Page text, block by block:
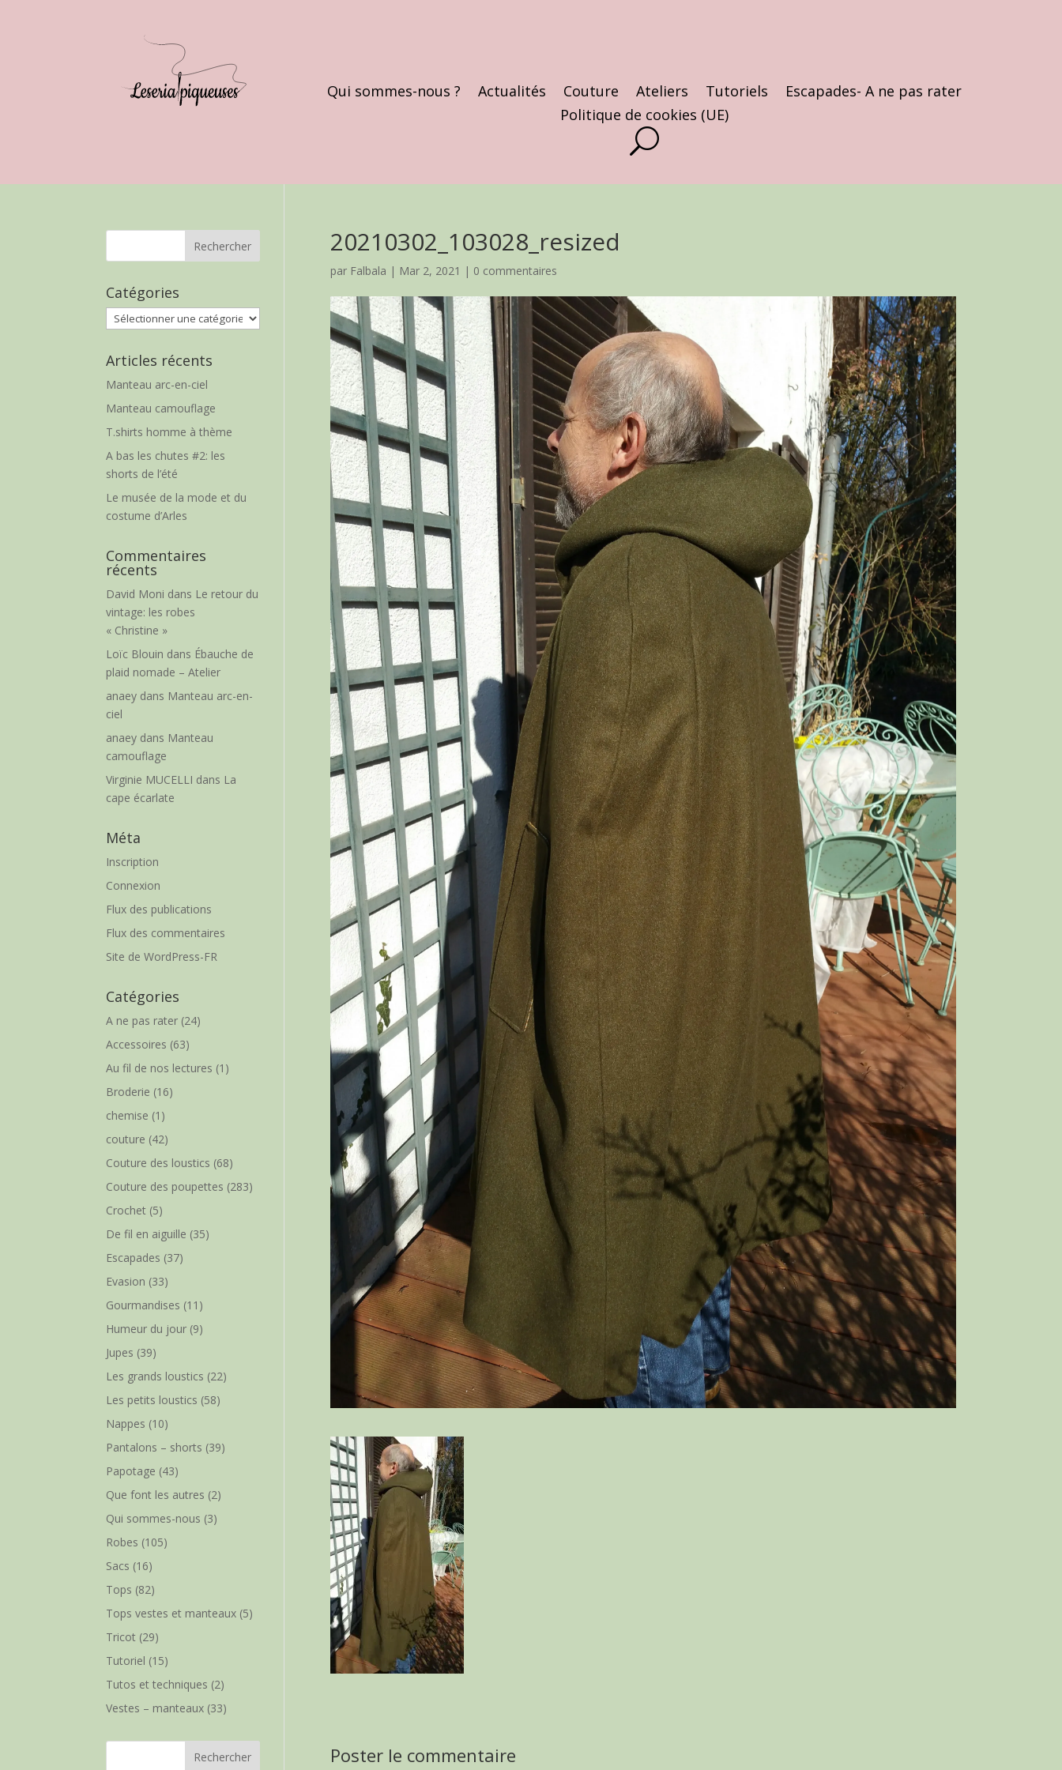
Qui sommes-nous ? Actualités Couture Ateliers Tutoriels
Escapades- A ne pas rater
Politique de cookies (UE)
20210302_103028_resized
par Falbala | Mar 2, 2021 | 0 commentaires
Poster le commentaire
Catégories
Catégories
Articles récents
Manteau arc-en-ciel
Manteau camouflage
T.shirts homme à thème
A bas les chutes #2: les
shorts de l’été
Le musée de la mode et du
costume d’Arles
Commentaires
récents
David Moni dans Le retour du
vintage: les robes
« Christine »
Loïc Blouin dans Ébauche de
plaid nomade – Atelier
anaey dans Manteau arc-en-
ciel
anaey dans Manteau
camouflage
Virginie MUCELLI dans La
cape écarlate
Méta
Inscription
Connexion
Flux des publications
Flux des commentaires
Site de WordPress-FR
Catégories
A ne pas rater (24)
Accessoires (63)
Au fil de nos lectures (1)
Broderie (16)
chemise (1)
couture (42)
Couture des loustics (68)
Couture des poupettes (283)
Crochet (5)
De fil en aiguille (35)
Escapades (37)
Evasion (33)
Gourmandises (11)
Humeur du jour (9)
Jupes (39)
Les grands loustics (22)
Les petits loustics (58)
Nappes (10)
Pantalons – shorts (39)
Papotage (43)
Que font les autres (2)
Qui sommes-nous (3)
Robes (105)
Sacs (16)
Tops (82)
Tops vestes et manteaux (5)
Tricot (29)
Tutoriel (15)
Tutos et techniques (2)
Vestes – manteaux (33)